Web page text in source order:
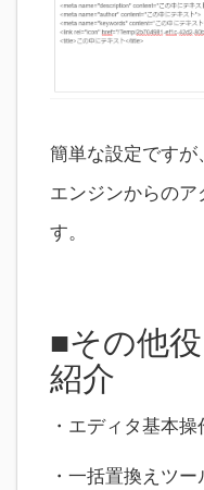
簡単な設定です
エンジンからのア
す。
■その他
紹介
・エディタ基本
・一括置換えツ